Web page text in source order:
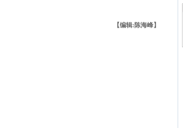
【编辑:陈海峰】